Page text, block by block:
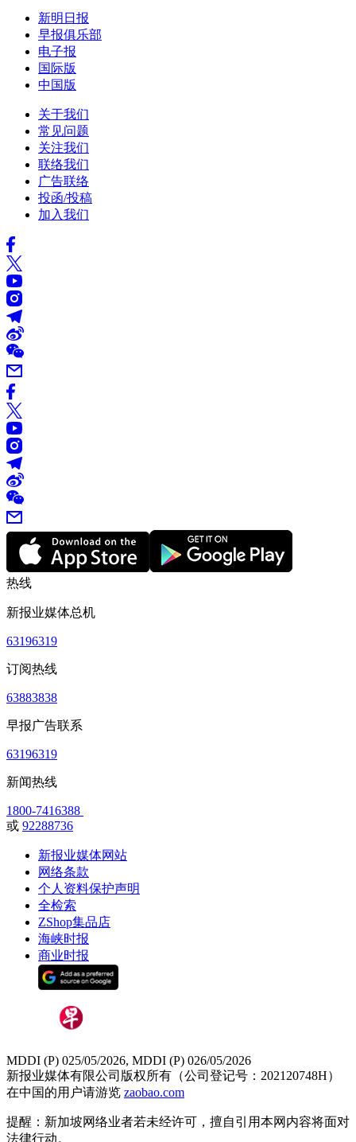
新明日报
早报俱乐部
电子报
国际版
中国版
关于我们
常见问题
关注我们
联络我们
广告联络
投函/投稿
加入我们
热线
新报业媒体总机
63196319
订阅热线
63883838
早报广告联系
63196319
新闻热线
1800-7416388
或 92288736
新报业媒体网站
网络条款
个人资料保护声明
全检索
ZShop集品店
海峡时报
商业时报
MDDI (P) 025/05/2026, MDDI (P) 026/05/2026
新报业媒体有限公司版权所有（公司登记号：202120748H）
在中国的用户请游览 zaobao.com
提醒：新加坡网络业者若未经许可，擅自引用本网内容将面对
法律行动。